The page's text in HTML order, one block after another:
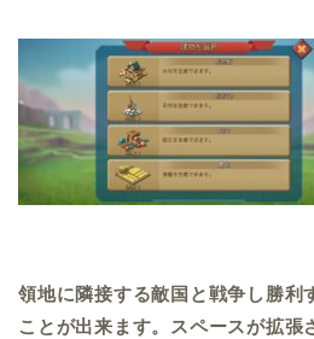
領地に隣接する敵国と戦争し勝利
ことが出来ます。スペースが拡張